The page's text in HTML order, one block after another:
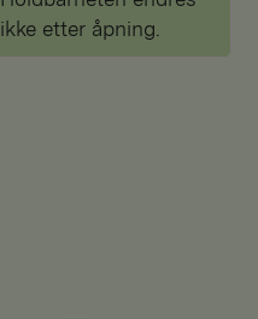
ikke etter åpning.